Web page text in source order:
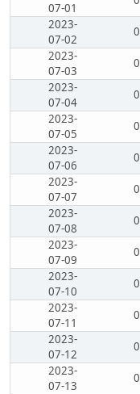
07-01
2023-
07-02
0
2023-
07-03
0
2023-
07-04
0
2023-
07-05
0
2023-
07-06
0
2023-
07-07
0
2023-
07-08
0
2023-
07-09
0
2023-
07-10
0
2023-
07-11
0
2023-
07-12
0
2023-
07-13
0